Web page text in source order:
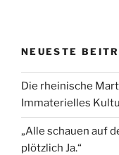
NEUESTE
Die rheinische
Immaterielles
„Alle schauen auf
plötzlich Ja.“